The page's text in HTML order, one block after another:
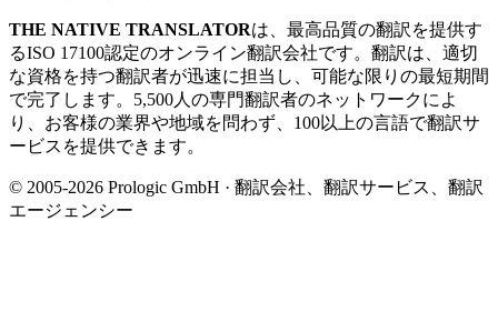
THE NATIVE TRANSLATORは、最高品質の翻訳を提供す
るISO 17100認定のオンライン翻訳会社です。翻訳は、適切
な資格を持つ翻訳者が迅速に担当し、可能な限りの最短期間
で完了します。5,500人の専門翻訳者のネットワークによ
り、お客様の業界や地域を問わず、100以上の言語で翻訳サ
ービスを提供できます。
© 2005-2026 Prologic GmbH · 翻訳会社、翻訳サービス、翻訳
エージェンシー